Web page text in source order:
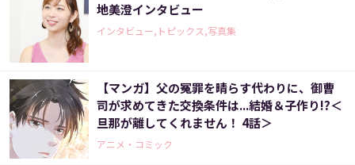
地美澄インタビュー
インタビュー,トピックス,写真集
【マンガ】父の冤罪を晴らす代わりに、御曹
司が求めてきた交換条件は...結婚＆子作り!?＜
旦那が離してくれません！ 4話＞
アニメ・コミック